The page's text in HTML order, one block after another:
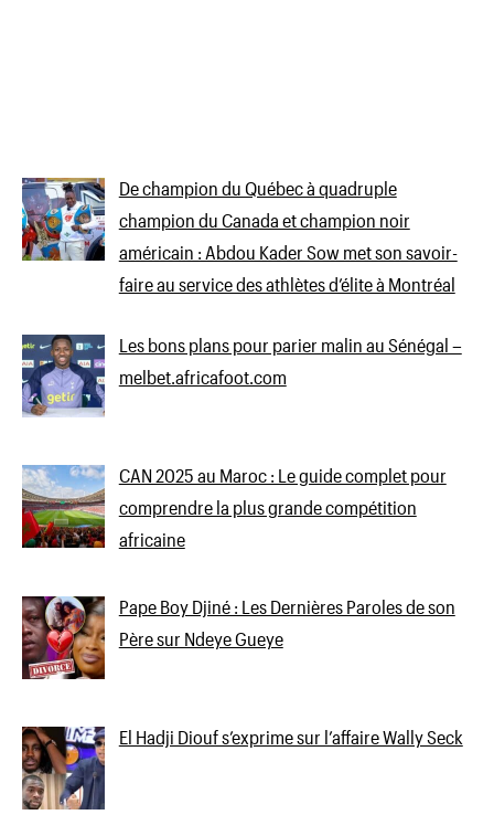
De champion du Québec à quadruple
champion du Canada et champion noir
américain : Abdou Kader Sow met son savoir-
faire au service des athlètes d’élite à Montréal
Les bons plans pour parier malin au Sénégal –
melbet.africafoot.com
CAN 2025 au Maroc : Le guide complet pour
comprendre la plus grande compétition
africaine
Pape Boy Djiné : Les Dernières Paroles de son
Père sur Ndeye Gueye
El Hadji Diouf s’exprime sur l’affaire Wally Seck